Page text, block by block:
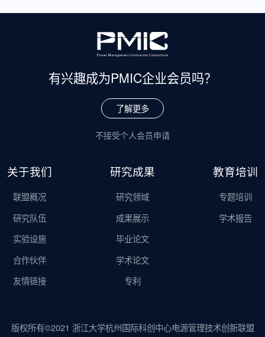
有兴趣成为PMIC企业会员吗？
了解更多
不接受个人会员申请
关于我们
联盟概况
研究队伍
实验设施
合作伙伴
友情链接
研究成果
研究领域
成果展示
毕业论文
学术论文
专利
教育培训
专题培训
学术报告
版权所有©2021 浙江大学杭州国际科创中心电源管理技术创新联盟